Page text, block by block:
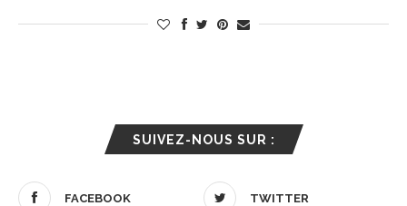
SUIVEZ-NOUS SUR :
FACEBOOK TWITTER